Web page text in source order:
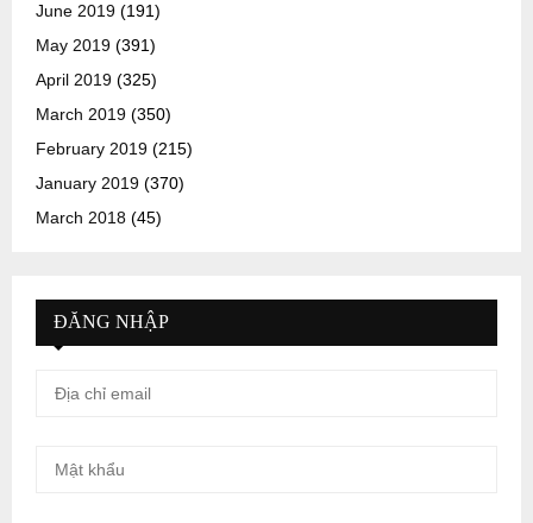
June 2019 (191)
May 2019 (391)
April 2019 (325)
March 2019 (350)
February 2019 (215)
January 2019 (370)
March 2018 (45)
ĐĂNG NHẬP